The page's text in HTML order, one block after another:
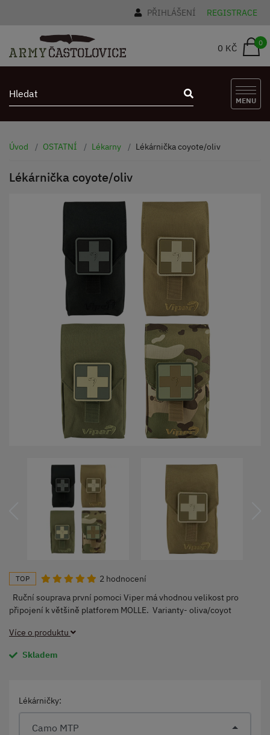
PŘIHLÁŠENÍ REGISTRACE
0 KČ 0
MENU
Úvod OSTATNÍ Lékarny Lékárnička coyote/oliv
Lékárnička coyote/oliv
TOP
2 hodnocení
Ruční souprava první pomoci Viper má vhodnou velikost pro
připojení k většině platforem MOLLE. Varianty- oliva/coyot
Více o produktu
Skladem
Lékárničky:
Camo MTP